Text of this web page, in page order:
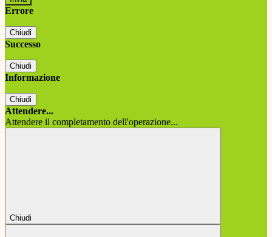
Errore
Chiudi
Successo
Chiudi
Informazione
Chiudi
Attendere...
Attendere il completamento dell'operazione...
Chiudi